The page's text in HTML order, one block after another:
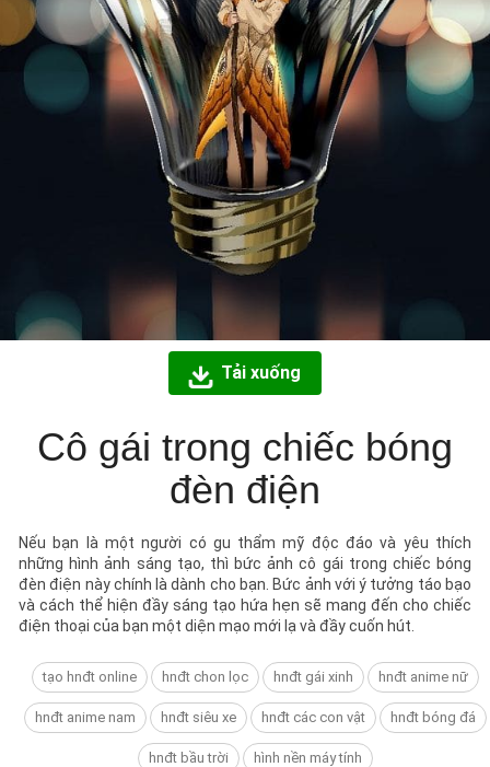
Tải xuống
Cô gái trong chiếc bóng
đèn điện
Nếu bạn là một người có gu thẩm mỹ độc đáo và yêu thích
những hình ảnh sáng tạo, thì bức ảnh cô gái trong chiếc bóng
đèn điện này chính là dành cho bạn. Bức ảnh với ý tưởng táo bạo
và cách thể hiện đầy sáng tạo hứa hẹn sẽ mang đến cho chiếc
điện thoại của bạn một diện mạo mới lạ và đầy cuốn hút.
tạo hnđt online hnđt chon lọc hnđt gái xinh hnđt anime nữ
hnđt anime nam hnđt siêu xe hnđt các con vật hnđt bóng đá
hnđt bầu trời hình nền máy tính